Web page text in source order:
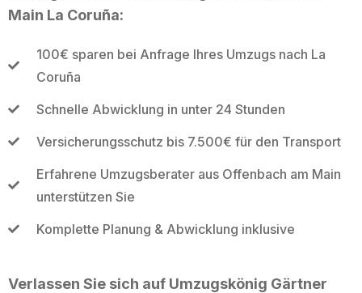
Main La Coruña:
100€ sparen bei Anfrage Ihres Umzugs nach La
Coruña
Schnelle Abwicklung in unter 24 Stunden
Versicherungsschutz bis 7.500€ für den Transport
Erfahrene Umzugsberater aus Offenbach am Main
unterstützen Sie
Komplette Planung & Abwicklung inklusive
Verlassen Sie sich auf Umzugskönig Gärtner